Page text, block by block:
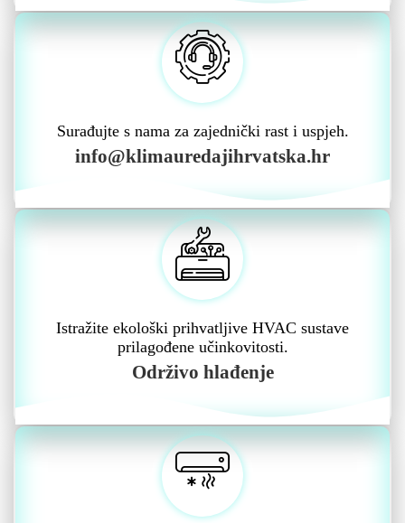
Surađujte s nama za zajednički rast i uspjeh.
info@klimauredajihrvatska.hr
Istražite ekološki prihvatljive HVAC sustave
prilagođene učinkovitosti.
Održivo hlađenje